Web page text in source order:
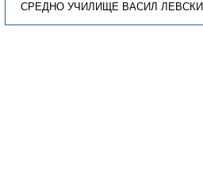
СРЕДНО УЧИЛИЩЕ ВАСИЛ ЛЕВСКИ